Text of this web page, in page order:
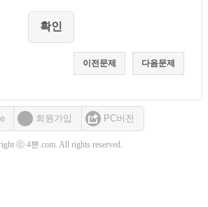
다음문제
이전문제
회원가입 PC버전
ⓒ 4뿐.com. All rights reserved.